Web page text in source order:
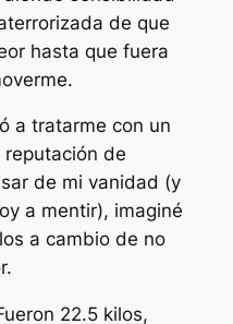
de que
hasta que fuera
a tratarme con un
de
de mi vanidad (y
a mentir), imaginé
a cambio de no
22.5 kilos,